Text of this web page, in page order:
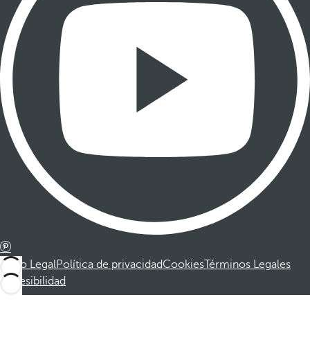
Aviso LegalPolítica de privacidadCookiesTérminos Legales
Accesibilidad